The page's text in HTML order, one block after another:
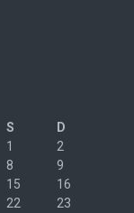
S
D
1
2
8
9
15
16
22
23